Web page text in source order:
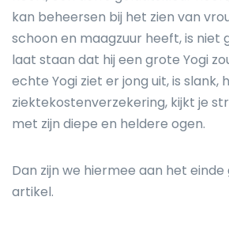
kan beheersen bij het zien van
schoon en maagzuur heeft, is niet
laat staan dat hij een grote Yogi
echte Yogi ziet er jong uit, is slank,
ziektekostenverzekering, kijkt je
met zijn diepe en heldere ogen.
Dan zijn we hiermee aan het
artikel.